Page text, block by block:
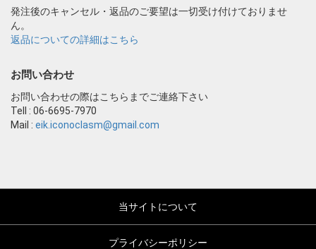
発注後のキャンセル・返品のご要望は一切受け付けておりませ
ん。
返品についての詳細はこちら
お問い合わせ
お問い合わせの際はこちらまでご連絡下さい
Tell : 06-6695-7970
Mail : eik.iconoclasm@gmail.com
当サイトについて
プライバシーポリシー